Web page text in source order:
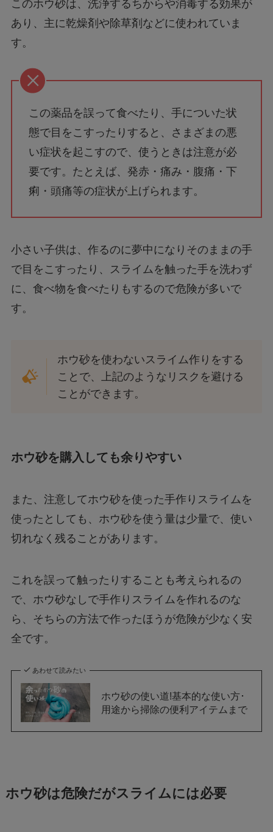
このホウ砂は、洗浄するちからや消毒する効果が
あり、主に乾燥剤や除草剤などに使われていま
す。
この薬品を誤って食べたり、手についた状
態で目をこすったりすると、さまざまの悪
い症状を起こすので、使うときは注意が必
要です。たとえば、発赤・痛み・腹痛・下
痢・頭痛等の症状が上げられます。
小さい子供は、作るのに夢中になりそのままの手
で目をこすったり、スライムを触った手を洗わず
に、食べ物を食べたりもするので危険が多いで
す。
ホウ砂を使わないスライム作りをする
ことで、上記のようなリスクを避ける
ことができます。
ホウ砂を購入しても余りやすい
また、注意してホウ砂を使った手作りスライムを
使ったとしても、ホウ砂を使う量は少量で、使い
切れなく残ることがあります。
これを誤って触ったりすることも考えられるの
で、ホウ砂なしで手作りスライムを作れるのな
ら、そちらの方法で作ったほうが危険が少なく安
全です。
あわせて読みたい
ホウ砂の使い道!基本的な使い方･
用途から掃除の便利アイテムまで
ホウ砂は危険だがスライムには必要